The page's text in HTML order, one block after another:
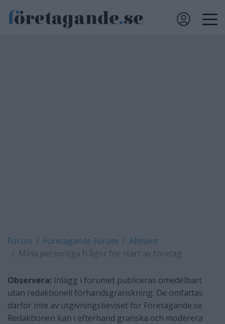
Forum Företagande Forum
Allmänt
Mina personliga frågor för start av företag
Observera: Inlägg i forumet publiceras omedelbart
utan redaktionell förhandsgranskning. De omfattas
därför inte av utgivningsbeviset för Företagande.se.
Redaktionen kan i efterhand granska och moderera